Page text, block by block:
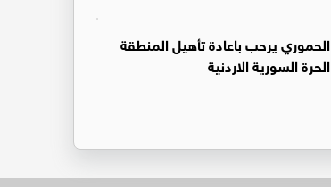
الحموري يرحب باعادة تأهيل المنطقة
الحرة السورية الاردنية